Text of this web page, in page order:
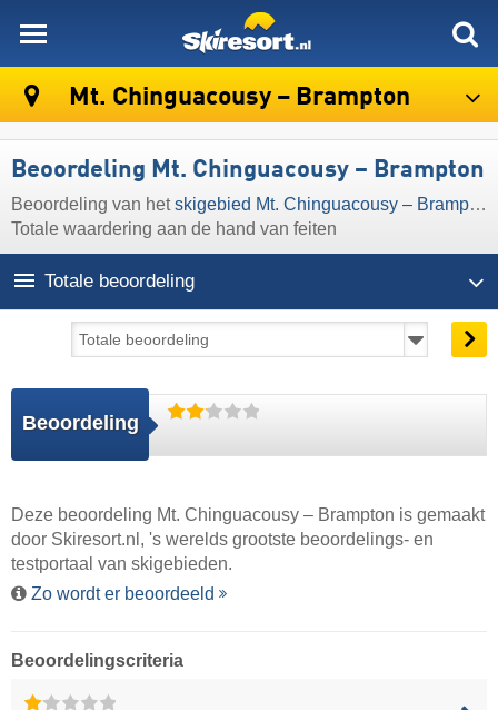
Mt. Chinguacousy – Brampton
Beoordeling Mt. Chinguacousy – Brampton
Beoordeling van hetskigebied Mt. Chinguacousy – Brampton
Totale waardering aan de hand van feiten
Totale beoordeling
Beoordeling
Deze beoordeling Mt. Chinguacousy – Brampton is gemaakt
door Skiresort.nl , 's werelds grootste beoordelings- en
testportaal van skigebieden.
Zo wordt er beoordeeld
Beoordelingscriteria